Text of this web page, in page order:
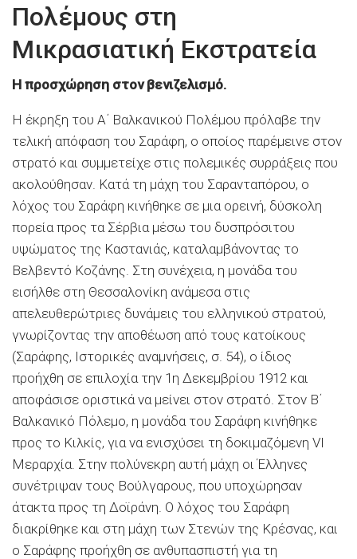
Πολέμους στη
Μικρασιατική Εκστρατεία
Η προσχώρηση στον βενιζελισμό.
Η έκρηξη του Α΄ Βαλκανικού Πολέμου πρόλαβε την
τελική απόφαση του Σαράφη, ο οποίος παρέμεινε στον
στρατό και συμμετείχε στις πολεμικές συρράξεις που
ακολούθησαν. Κατά τη μάχη του Σαρανταπόρου, ο
λόχος του Σαράφη κινήθηκε σε μια ορεινή, δύσκολη
πορεία προς τα Σέρβια μέσω του δυσπρόσιτου
υψώματος της Καστανιάς, καταλαμβάνοντας το
Βελβεντό Κοζάνης. Στη συνέχεια, η μονάδα του
εισήλθε στη Θεσσαλονίκη ανάμεσα στις
απελευθερώτριες δυνάμεις του ελληνικού στρατού,
γνωρίζοντας την αποθέωση από τους κατοίκους
(Σαράφης, Ιστορικές αναμνήσεις, σ. 54), ο ίδιος
προήχθη σε επιλοχία την 1η ∆εκεμβρίου 1912 και
αποφάσισε οριστικά να μείνει στον στρατό. Στον Β΄
Βαλκανικό Πόλεμο, η μονάδα του Σαράφη κινήθηκε
προς το Κιλκίς, για να ενισχύσει τη δοκιμαζόμενη VΙ
Μεραρχία. Στην πολύνεκρη αυτή μάχη οι Έλληνες
συνέτριψαν τους Βούλγαρους, που υποχώρησαν
άτακτα προς τη ∆οϊράνη. Ο λόχος του Σαράφη
διακρίθηκε και στη μάχη των Στενών της Κρέσνας, και
ο Σαράφης προήχθη σε ανθυπασπιστή για τη